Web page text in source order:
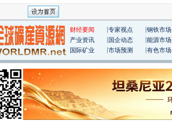
财经要闻 专家视点 钢铁市场
产业资讯
国企动态 能源市场
国际矿业
市场预测 有色市场